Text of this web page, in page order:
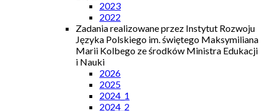
2023
2022
Zadania realizowane przez Instytut Rozwoju
Języka Polskiego im. świętego Maksymiliana
Marii Kolbego ze środków Ministra Edukacji
i Nauki
2026
2025
2024_1
2024_2